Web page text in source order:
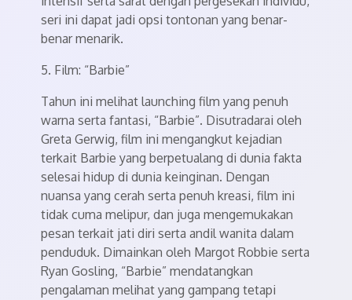
seri ini dapat jadi opsi tontonan yang benar-
benar menarik.
5. Film: “Barbie”
Tahun ini melihat launching film yang penuh
warna serta fantasi, “Barbie”. Disutradarai oleh
Greta Gerwig, film ini mengangkut kejadian
terkait Barbie yang berpetualang di dunia fakta
selesai hidup di dunia keinginan. Dengan
nuansa yang cerah serta penuh kreasi, film ini
tidak cuma melipur, dan juga mengemukakan
pesan terkait jati diri serta andil wanita dalam
penduduk. Dimainkan oleh Margot Robbie serta
Ryan Gosling, “Barbie” mendatangkan
pengalaman melihat yang gampang tetapi